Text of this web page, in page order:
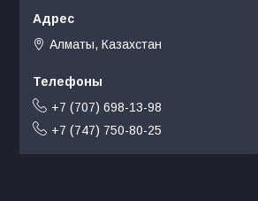
Алматы, Казахстан
+7 (707) 698-13-98
+7 (747) 750-80-25